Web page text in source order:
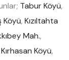
Tabur Köyü,
Köyü, Kızıltahta
Mah.,
Kırhasan Köyü,